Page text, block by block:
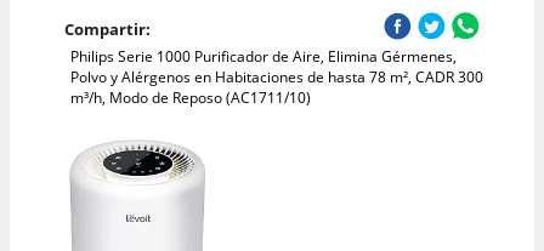
Compartir:
Philips Serie 1000 Purificador de Aire, Elimina Gérmenes,
Polvo y Alérgenos en Habitaciones de hasta 78 m², CADR 300
m³/h, Modo de Reposo (AC1711/10)